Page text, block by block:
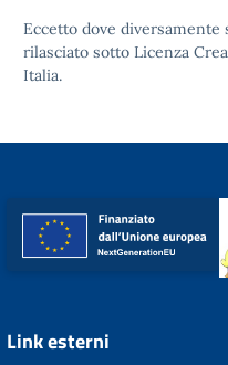
Eccetto dove
rilasciato sotto Licenza
Italia.
Link esterni